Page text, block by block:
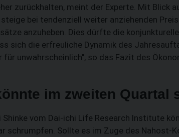
zurückhalten, meint der Experte. Mit Blick
bei tendenziell weiter anziehenden
anzuheben. Dies dürfte die
sich die erfreuliche Dynamik des
für unwahrscheinlich", so das Fazit des
im zweiten Quartal
Shinke vom Dai-ichi Life Research Institute
schrumpfen. Sollte es im Zuge des Nahost-